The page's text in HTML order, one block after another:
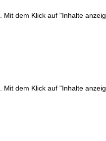
Mit dem Klick auf "Inhalte
Mit dem Klick auf "Inhalte